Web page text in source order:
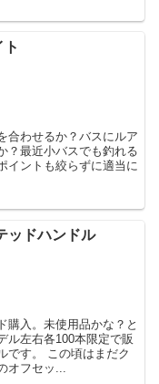
合わせるか？バスにルア
？最近小バスでも釣れる
イントも絞らずに適当に
ッドハンドル
入。未使用品かな？と
ル左右各100本限定で販
です。 この頃はまだク
オフセッ...